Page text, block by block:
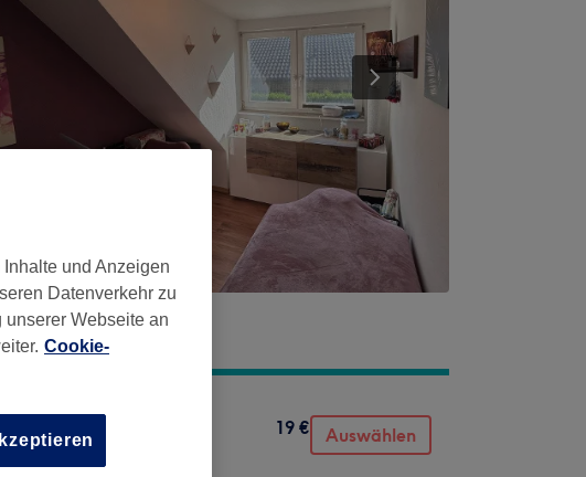
19 € Auswählen
und Anzeigen
Datenverkehr zu
Webseite an
Cookie-